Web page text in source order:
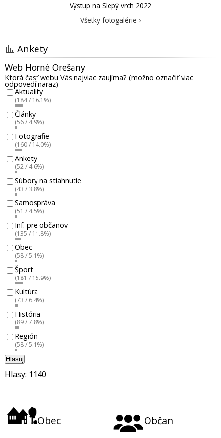
Výstup na Slepý vrch 2022
Všetky fotogalérie ›
Ankety
Web Horné Orešany
Ktorá časť webu Vás najviac zaujíma? (možno označiť viac
odpovedí naraz)
Aktuality
(184 / 16.1%)
Články
(56 / 4.9%)
Fotografie
(160 / 14.0%)
Ankety
(52 / 4.6%)
Súbory na stiahnutie
(43 / 3.8%)
Samospráva
(51 / 4.5%)
Inf. pre občanov
(135 / 11.8%)
Obec
(58 / 5.1%)
Šport
(181 / 15.9%)
Kultúra
(73 / 6.4%)
História
(89 / 7.8%)
Región
(58 / 5.1%)
Hlasuj
Hlasy: 1140
Obec Občan